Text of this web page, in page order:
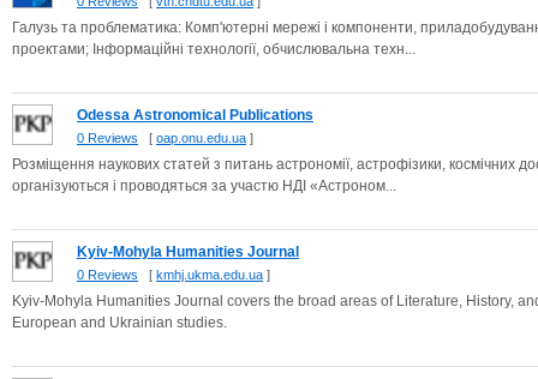
Галузь та проблематика: Комп'ютерні мережі і компоненти,
проектами; Інформаційні технології, обчислювальна техн...
Odessa Astronomical Publications
0 Reviews [ oap.onu.edu.ua ]
Розміщення наукових статей з питань астрономії, астрофізики, космічних
організуються і проводяться за участю НДІ «Астроном...
Kyiv-Mohyla Humanities Journal
0 Reviews [ kmhj.ukma.edu.ua ]
Kyiv-Mohyla Humanities Journal covers the broad areas of Literature, History,
European and Ukrainian studies.